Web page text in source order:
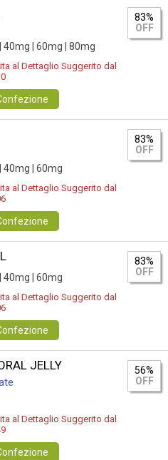
40mg | 60mg | 80mg
83%
OFF
al Dettaglio Suggerito dal
40mg | 60mg
83%
OFF
al Dettaglio Suggerito dal
40mg | 60mg
83%
OFF
al Dettaglio Suggerito dal
JELLY
56%
OFF
al Dettaglio Suggerito dal